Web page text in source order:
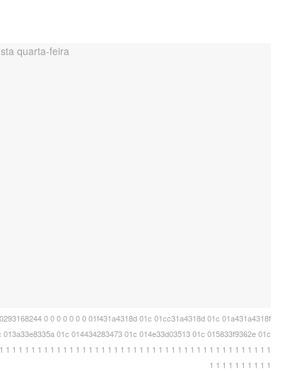
0 0 0 0 0 0 0 01f431a4318d 01c 01cc31a4318d 01c 01a431a4318f
01c 014434283473 01c 014e33d03513 01c 015833f9362e 01c
1 1 1 1 1 1 1 1 1 1 1 1 1 1 1 1 1 1 1 1 1 1 1 1 1 1 1 1 1 1 1 1 1 1 1 1 1 1 1 1 1
1 1 1 1 1 1 1 1 1 1